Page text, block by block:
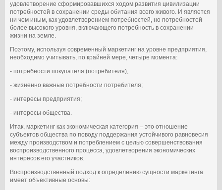
удовлетворение сформировавшихся ходом развития цивилизации
потребностей в сохранении среды обитания всего живого. И является
ни чем иным, как удовлетворением потребностей, но потребностей
более высокого уровня, включающего потребность в сохранении
жизни на земле.
Поэтому, используя современный маркетинг на уровне предприятия,
необходимо учитывать, по крайней мере, четыре момента:
- потребности покупателя (потребителя);
- жизненно важные потребности потребителя;
- интересы предприятия;
- интересы общества.
Итак, маркетинг как экономическая категория – это отношение
субъектов общества по поводу поддержания устойчивого равновесия
между производством и потреблением с целью совершенствования
воспроизводственного процесса, удовлетворения экономических
интересов его участников.
Воспроизводственный подход к определению сущности маркетинга
имеет объективные основы: